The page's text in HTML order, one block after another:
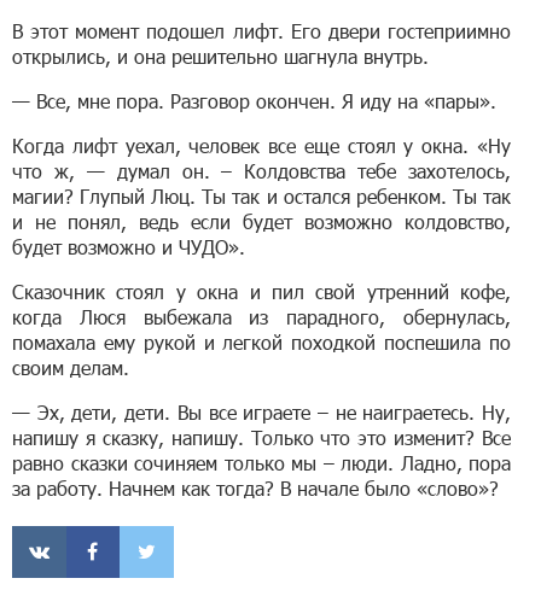
В этот момент подошел лифт. Его двери гостеприимно
открылись, и она решительно шагнула внутрь.
— Все, мне пора. Разговор окончен. Я иду на «пары».
Когда лифт уехал, человек все еще стоял у окна. «Ну
что ж, — думал он. – Колдовства тебе захотелось,
магии? Глупый Люц. Ты так и остался ребенком. Ты так
и не понял, ведь если будет возможно колдовство,
будет возможно и ЧУДО».
Сказочник стоял у окна и пил свой утренний кофе,
когда Люся выбежала из парадного, обернулась,
помахала ему рукой и легкой походкой поспешила по
своим делам.
— Эх, дети, дети. Вы все играете – не наиграетесь. Ну,
напишу я сказку, напишу. Только что это изменит? Все
равно сказки сочиняем только мы – люди. Ладно, пора
за работу. Начнем как тогда? В начале было «слово»?